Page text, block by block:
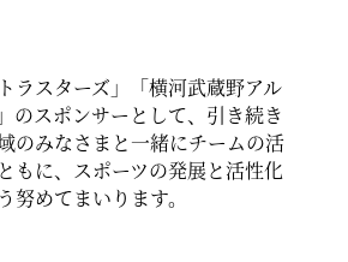
ラスターズ」「横河武蔵野アル
のスポンサーとして、引き続き
のみなさまと一緒にチームの活
もに、スポーツの発展と活性化
努めてまいります。